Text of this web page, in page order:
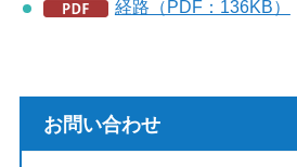
経路（PDF：136KB）
お問い合わせ